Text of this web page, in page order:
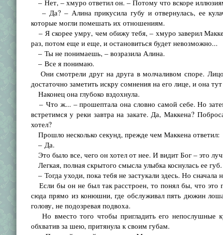
– Нет, – хмуро ответил он. – Потому что вскоре
– Да? – Алина прикусила губу и отвернулась, ее
которые могли помешать их отношениям.
– Я скорее умру, чем обижу тебя, – хмуро заверил
раз, потом еще и еще, и остановиться будет невозможно...
– Ты не понимаешь, – возразила Алина.
– Все я понимаю.
Они смотрели друг на друга в молчаливом споре.
достаточно заметить искру сомнения на его лице, и она
Наконец она глубоко вздохнула.
– Что ж... – прошептала она словно самой себе. Но
встретимся у реки завтра на закате. Да, Маккена?
хотел?
Прошло несколько секунд, прежде чем Маккена ответил:
– Да.
Это было все, чего он хотел от нее. И видит Бог – это
Легкая, полная скрытого смысла улыбка коснулась ее губ.
– Тогда уходи, пока тебя не застукали здесь. Но
Если бы он не был так расстроен, то понял бы, что это
сюда прямо из конюшни, где обслуживал пять дюжин
голову, не подозревая подвоха.
Но вместо того чтобы пригладить его непослушные
обхватив за шею, притянула к своим губам.